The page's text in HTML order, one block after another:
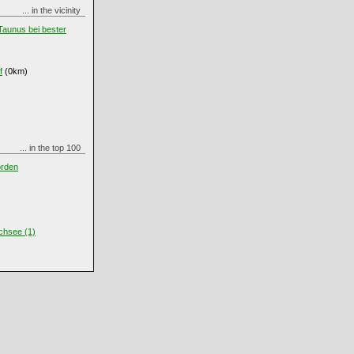
... in the vicinity
bei bester
(0km)
... in the top 100
(1)